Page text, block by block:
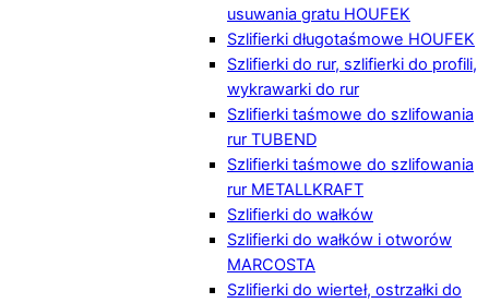
usuwania gratu HOUFEK
Szlifierki długotaśmowe HOUFEK
Szlifierki do rur, szlifierki do profili,
wykrawarki do rur
Szlifierki taśmowe do szlifowania
rur TUBEND
Szlifierki taśmowe do szlifowania
rur METALLKRAFT
Szlifierki do wałków
Szlifierki do wałków i otworów
MARCOSTA
Szlifierki do wierteł, ostrzałki do